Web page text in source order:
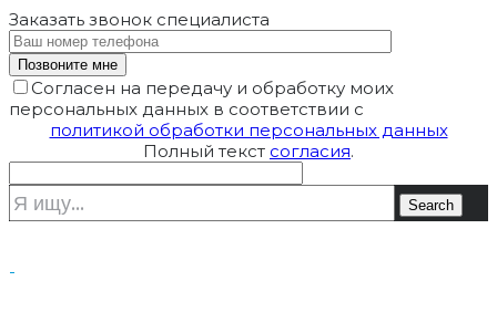
Заказать звонок специалиста
Согласен на передачу и обработку моих
персональных данных в соответствии с
политикой обработки персональных данных
Полный текст согласия.